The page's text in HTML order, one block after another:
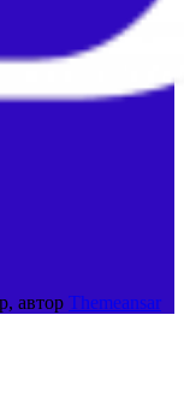
автор Themeansar